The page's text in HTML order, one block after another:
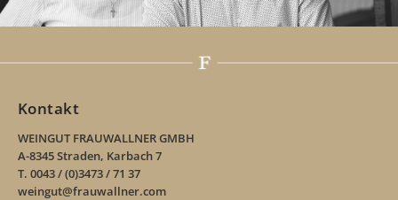
Kontakt
WEINGUT FRAUWALLNER GMBH
A-8345 Straden, Karbach 7
T. 0043 / (0)3473 / 71 37
weingut@frauwallner.com